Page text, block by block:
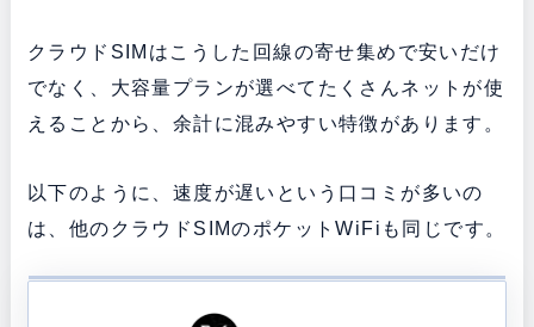
クラウドSIMはこうした回線の寄せ集めで安いだけ
でなく、大容量プランが選べてたくさんネットが使
えることから、余計に混みやすい特徴があります。
以下のように、速度が遅いという口コミが多いの
は、他のクラウドSIMのポケットWiFiも同じです。